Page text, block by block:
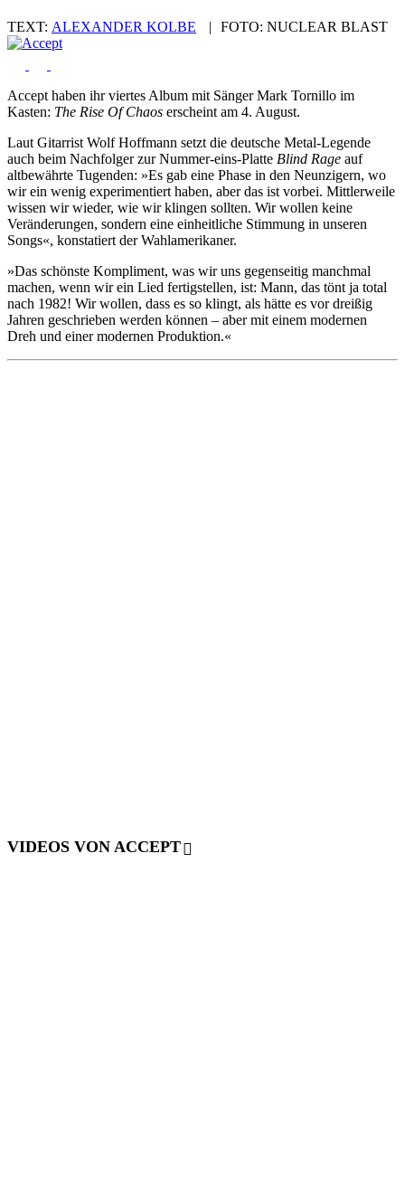
TEXT: ALEXANDER KOLBE | FOTO: NUCLEAR BLAST
Accept haben ihr viertes Album mit Sänger Mark Tornillo im
Kasten: The Rise Of Chaos erscheint am 4. August.
Laut Gitarrist Wolf Hoffmann setzt die deutsche Metal-Legende
auch beim Nachfolger zur Nummer-eins-Platte Blind Rage auf
altbewährte Tugenden: »Es gab eine Phase in den Neunzigern, wo
wir ein wenig experimentiert haben, aber das ist vorbei. Mittlerweile
wissen wir wieder, wie wir klingen sollten. Wir wollen keine
Veränderungen, sondern eine einheitliche Stimmung in unseren
Songs«, konstatiert der Wahlamerikaner.
»Das schönste Kompliment, was wir uns gegenseitig manchmal
machen, wenn wir ein Lied fertigstellen, ist: Mann, das tönt ja total
nach 1982! Wir wollen, dass es so klingt, als hätte es vor dreißig
Jahren geschrieben werden können – aber mit einem modernen
Dreh und einer modernen Produktion.«
VIDEOS VON ACCEPT